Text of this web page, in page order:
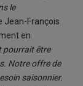
le
Jean-François
en
pourrait être
Notre offre de
saisonnier.